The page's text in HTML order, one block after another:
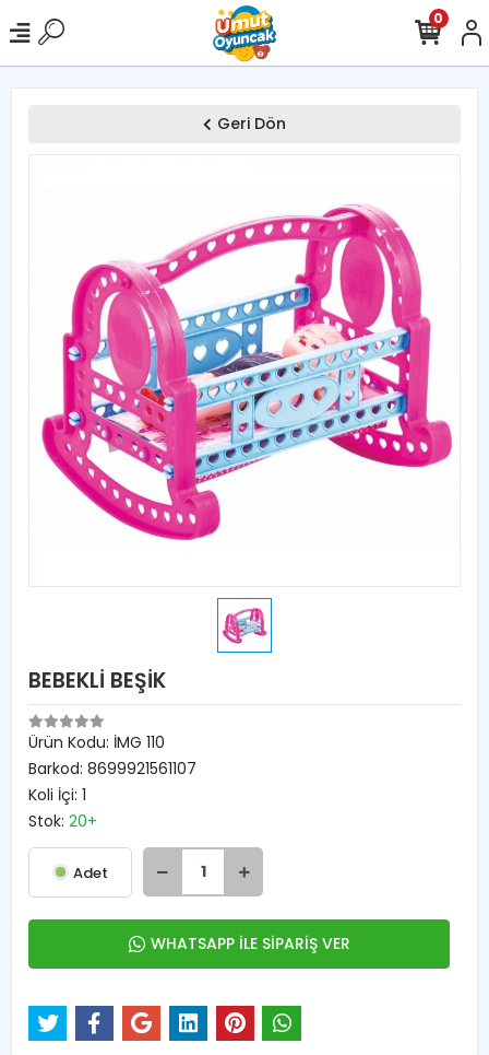
0
Geri Dön
BEBEKLİ BEŞİK
Ürün Kodu: İMG 110
Barkod: 8699921561107
Koli İçi: 1
Stok: 20+
Adet
WHATSAPP İLE SİPARİŞ VER